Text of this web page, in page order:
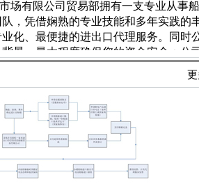
场有限公司贸易部拥有一支专业从事
，凭借娴熟的专业技能和多年实践的
化、最便捷的进出口代理服务。同时
景，最大程度确保您的资金安全；公
的国内外经纪公司和航运企业客户群
买卖信息和咨询服务。